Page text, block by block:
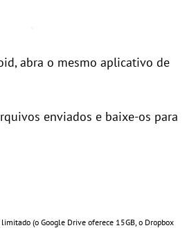
abra o mesmo aplicativo de
enviados e baixe-os para
(o Google Drive oferece 15GB, o Dropbox